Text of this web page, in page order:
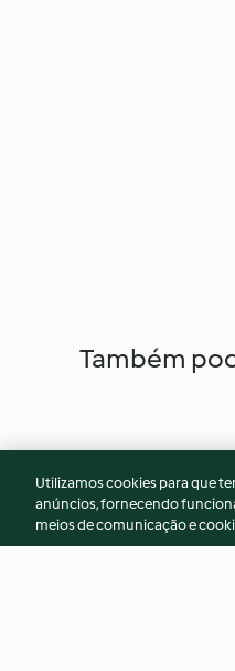
Também
Utilizamos cookies para que
anúncios, fornecendo
meios de comunicação e